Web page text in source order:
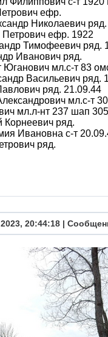
ефр.
Николаевич ряд.
ефр. 1922
Тимофеевич ряд.
Иванович ряд.
мл.с-т 83
Васильевич ряд.
ряд. 21.09.44
мл.с-т
мл.л-нт 237 шап
ряд.
Ивановна с-т
ряд.
20:44:18 |